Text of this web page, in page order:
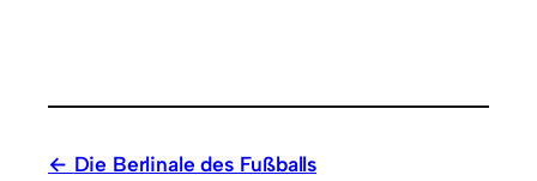
Die Berlinale des Fußballs